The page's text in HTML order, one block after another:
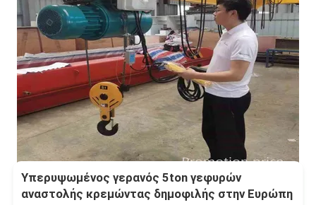
Υπερυψωμένος γερανός 5ton γεφυρών
αναστολής κρεμώντας δημοφιλής στην Ευρώπη